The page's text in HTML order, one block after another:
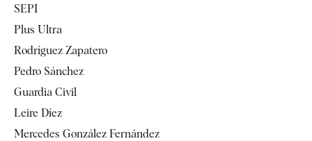
Televisión
SEPI
Plus Ultra
Rodríguez Zapatero
Pedro Sánchez
Guardia Civil
Leire Díez
Mercedes González Fernández